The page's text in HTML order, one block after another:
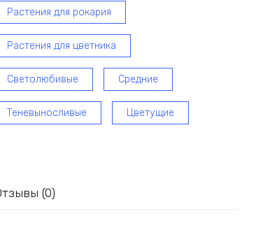
Растения для рокария
Растения для цветника
Светолюбивые Средние
Теневыносливые Цветущие
(0)